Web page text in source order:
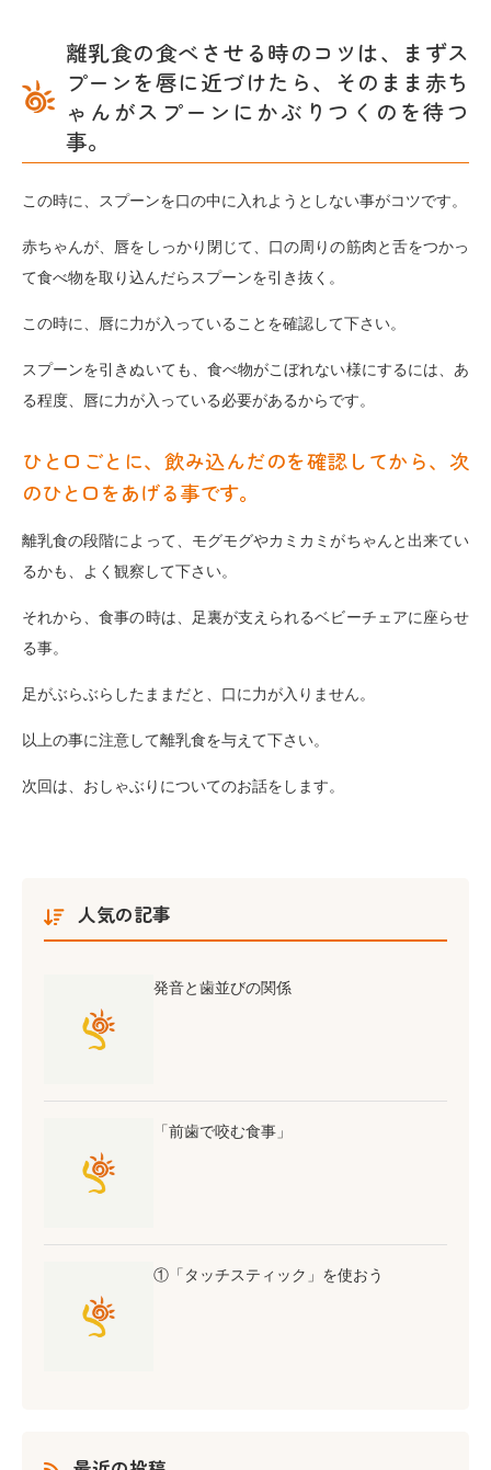
離乳食の食べさせる時のコツは、まずス
プーンを唇に近づけたら、そのまま赤ち
ゃんがスプーンにかぶりつくのを待つ
事。
この時に、スプーンを口の中に入れようとしない事がコツです。
赤ちゃんが、唇をしっかり閉じて、口の周りの筋肉と舌をつかっ
て食べ物を取り込んだらスプーンを引き抜く。
この時に、唇に力が入っていることを確認して下さい。
スプーンを引きぬいても、食べ物がこぼれない様にするには、あ
る程度、唇に力が入っている必要があるからです。
ひと口ごとに、飲み込んだのを確認してから、次
のひと口をあげる事です。
離乳食の段階によって、モグモグやカミカミがちゃんと出来てい
るかも、よく観察して下さい。
それから、食事の時は、足裏が支えられるベビーチェアに座らせ
る事。
足がぶらぶらしたままだと、口に力が入りません。
以上の事に注意して離乳食を与えて下さい。
次回は、おしゃぶりについてのお話をします。
人気の記事
発音と歯並びの関係
「前歯で咬む食事」
①「タッチスティック」を使おう